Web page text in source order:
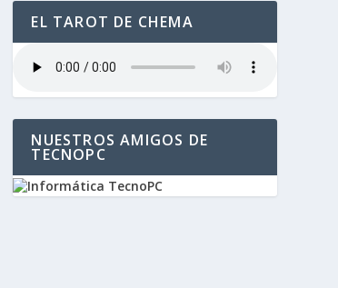
EL TAROT DE CHEMA
NUESTROS AMIGOS DE
TECNOPC